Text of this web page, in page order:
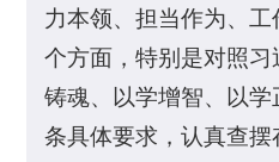
力本领、担当作为、
个方面，特别是对照
铸魂、以学增智、以
条具体要求，认真查